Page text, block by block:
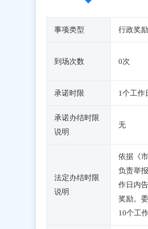
事项类型 行政奖励
到场次数 0次
承诺时限 1个工作
承诺办结时限
说明
无
法定办结时限
说明
依据《
负责举
作日内
奖励。
10个工